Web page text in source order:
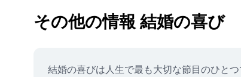
その他の情報 結婚の喜び
結婚の喜びは人生で最も大切な節目のひと